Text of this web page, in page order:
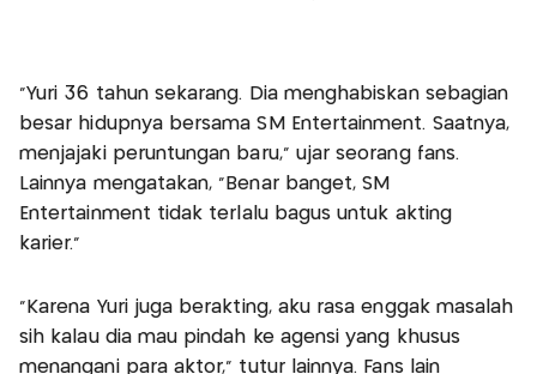
“Yuri 36 tahun sekarang. Dia menghabiskan sebagian
besar hidupnya bersama SM Entertainment. Saatnya,
menjajaki peruntungan baru,” ujar seorang fans.
Lainnya mengatakan, “Benar banget, SM
Entertainment tidak terlalu bagus untuk akting
karier.”
“Karena Yuri juga berakting, aku rasa enggak masalah
sih kalau dia mau pindah ke agensi yang khusus
menangani para aktor,” tutur lainnya. Fans lain